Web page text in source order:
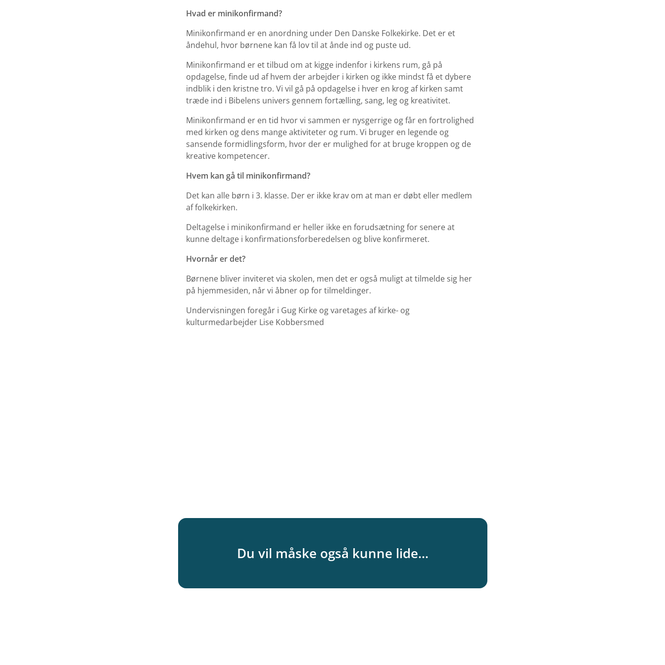
Hvad er minikonfirmand?
Minikonfirmand er en anordning under Den Danske Folkekirke. Det er et
åndehul, hvor børnene kan få lov til at ånde ind og puste ud.
Minikonfirmand er et tilbud om at kigge indenfor i kirkens rum, gå på
opdagelse, finde ud af hvem der arbejder i kirken og ikke mindst få et dybere
indblik i den kristne tro. Vi vil gå på opdagelse i hver en krog af kirken samt
træde ind i Bibelens univers gennem fortælling, sang, leg og kreativitet.
Minikonfirmand er en tid hvor vi sammen er nysgerrige og får en fortrolighed
med kirken og dens mange aktiviteter og rum. Vi bruger en legende og
sansende formidlingsform, hvor der er mulighed for at bruge kroppen og de
kreative kompetencer.
Hvem kan gå til minikonfirmand?
Det kan alle børn i 3. klasse. Der er ikke krav om at man er døbt eller medlem
af folkekirken.
Deltagelse i minikonfirmand er heller ikke en forudsætning for senere at
kunne deltage i konfirmationsforberedelsen og blive konfirmeret.
Hvornår er det?
Børnene bliver inviteret via skolen, men det er også muligt at tilmelde sig her
på hjemmesiden, når vi åbner op for tilmeldinger.
Undervisningen foregår i Gug Kirke og varetages af kirke- og
kulturmedarbejder Lise Kobbersmed
Du vil måske også kunne lide...